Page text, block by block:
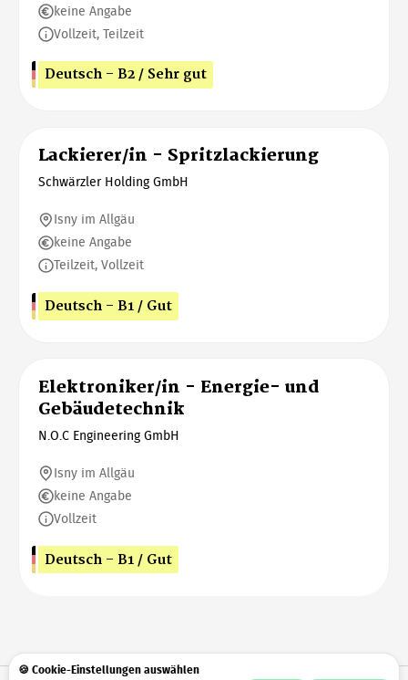
keine Angabe
Vollzeit, Teilzeit
Deutsch - B2 / Sehr gut
Lackierer/in - Spritzlackierung
Schwärzler Holding GmbH
Isny im Allgäu
keine Angabe
Teilzeit, Vollzeit
Deutsch - B1 / Gut
Elektroniker/in - Energie- und
Gebäudetechnik
N.O.C Engineering GmbH
Isny im Allgäu
keine Angabe
Vollzeit
Deutsch - B1 / Gut
🍪 Cookie-Einstellungen auswählen